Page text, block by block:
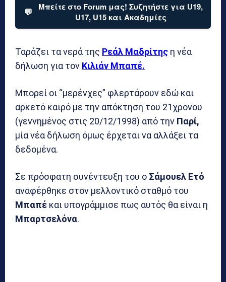
💬
Μπείτε στο Forum μας! Συζητήστε για U19,
U17, U15 και Ακαδημίες
Ταράζει τα νερά της Ρεάλ Μαδρίτης η νέα
δήλωση για τον Κιλιάν Μπαπέ.
Μπορεί οι “μερένχες” φλερτάρουν εδώ και
αρκετό καιρό με την απόκτηση του 21χρονου
(γεννημένος στις 20/12/1998) από την Παρί,
μία νέα δήλωση όμως έρχεται να αλλάξει τα
δεδομένα.
Σε πρόσφατη συνέντευξη του ο Σάμουελ Ετό
αναφέρθηκε στον μελλοντικό σταθμό του
Μπαπέ και υπογράμμισε πως αυτός θα είναι η
Μπαρτσελόνα.